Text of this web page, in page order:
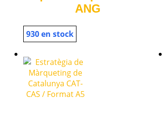
ANG
930 en stock